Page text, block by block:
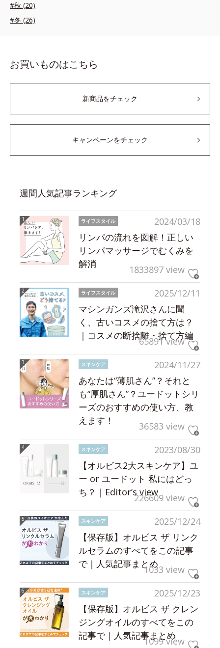
#秋 (20)
#冬 (26)
お買いものはこちら
新商品をチェック
キャンペーンをチェック
週間人気記事ランキング
2024/03/18
ライフスタイル
リンパの流れを図解！正しい
リンパマッサージでむくみを
解消
1833897 view
2025/12/11
ライフスタイル
マシンガンズ滝沢さんに聞
く、古いコスメの捨て方は？
｜コスメの断捨離・捨て方編
65891 view
2024/11/27
スキンケア
あなたは“薄肌さん”？それと
も“厚肌さん”？ユードットシリ
ーズのおすすめの使い方、教
えます！
36583 view
2023/08/30
スキンケア
【オルビス2大スキンケア】ユ
ー or ユードット 私にはどっ
ち？｜Editor’s view226609 view
2025/12/24
スキンケア
【保存版】オルビス ザ リンク
ルセラムのすべてをこの記事
で｜人気記事まとめ1033 view
2025/12/23
スキンケア
【保存版】オルビス ザ クレン
ジングオイルのすべてをこの
記事で｜人気記事まとめ
1099 view